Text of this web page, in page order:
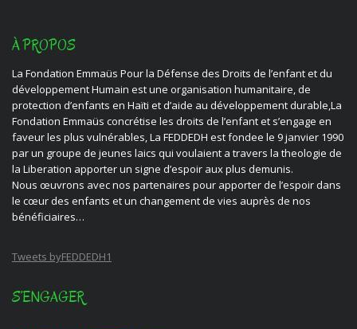
À PROPOS
La Fondation Emmaüs Pour la Défense des Droits de l’enfant et du
développement Humain est une organisation humanitaire, de
protection d’enfants en Haïti et d’aide au développement durable,La
Fondation Emmaüs concrétise les droits de l’enfant et s’engage en
faveur les plus vulnérables, La FEDDEDH est fondee le 9 janvier 1990
par un groupe de jeunes laics qui voulaient a travers la theologie de
la Liberation apporter un signe d’espoir aux plus demunis.
Nous œuvrons avec nos partenaires pour apporter de l’espoir dans
le cœur des enfants et un changement de vies auprès de nos
bénéficiaires…
Tweets byFEDDEDH1
S’ENGAGER